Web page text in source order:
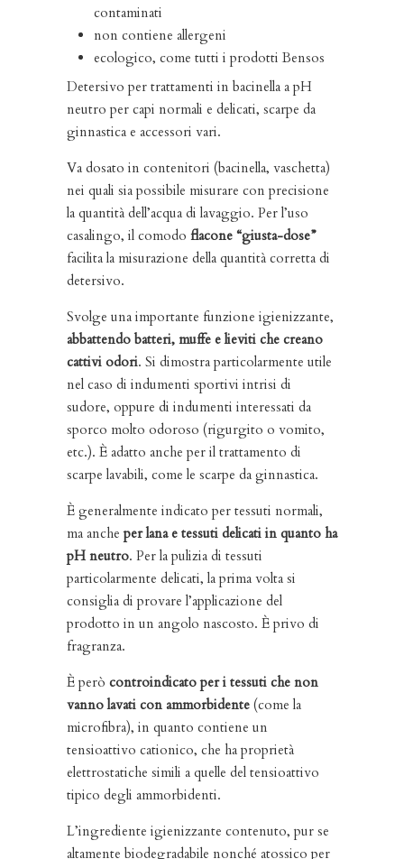
contaminati
non contiene allergeni
ecologico, come tutti i prodotti Bensos
Detersivo per trattamenti in bacinella a pH
neutro per capi normali e delicati, scarpe da
ginnastica e accessori vari.
Va dosato in contenitori (bacinella, vaschetta)
nei quali sia possibile misurare con precisione
la quantità dell’acqua di lavaggio. Per l’uso
casalingo, il comodo flacone “giusta-dose”
facilita la misurazione della quantità corretta di
detersivo.
Svolge una importante funzione igienizzante,
abbattendo batteri, muffe e lieviti che creano
cattivi odori. Si dimostra particolarmente utile
nel caso di indumenti sportivi intrisi di
sudore, oppure di indumenti interessati da
sporco molto odoroso (rigurgito o vomito,
etc.). È adatto anche per il trattamento di
scarpe lavabili, come le scarpe da ginnastica.
È generalmente indicato per tessuti normali,
ma ancheper lana e tessuti delicati in quanto ha
pH neutro. Per la pulizia di tessuti
particolarmente delicati, la prima volta si
consiglia di provare l’applicazione del
prodotto in un angolo nascosto. È privo di
fragranza.
È però controindicato per i tessuti che non
vanno lavati con ammorbidente (come la
microfibra), in quanto contiene un
tensioattivo cationico, che ha proprietà
elettrostatiche simili a quelle del tensioattivo
tipico degli ammorbidenti.
L’ingrediente igienizzante contenuto, pur se
altamente biodegradabile nonché atossico per